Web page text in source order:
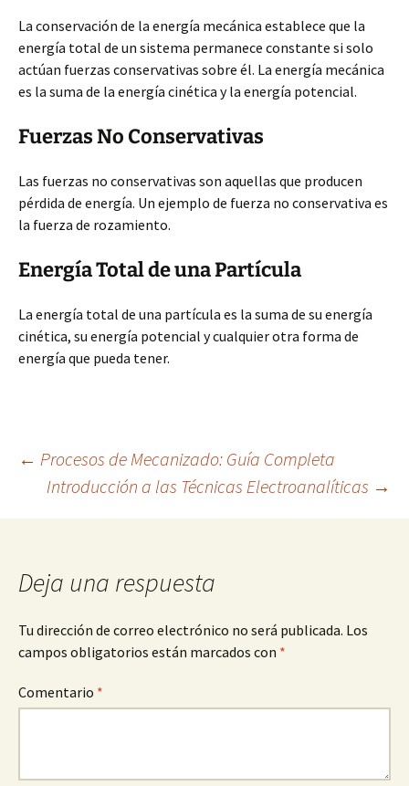
La conservación de la energía mecánica establece que la
energía total de un sistema permanece constante si solo
actúan fuerzas conservativas sobre él. La energía mecánica
es la suma de la energía cinética y la energía potencial.
Fuerzas No Conservativas
Las fuerzas no conservativas son aquellas que producen
pérdida de energía. Un ejemplo de fuerza no conservativa es
la fuerza de rozamiento.
Energía Total de una Partícula
La energía total de una partícula es la suma de su energía
cinética, su energía potencial y cualquier otra forma de
energía que pueda tener.
Navegación
de
entradas
← Procesos de Mecanizado: Guía Completa
Introducción a las Técnicas Electroanalíticas →
Deja una respuesta
Tu dirección de correo electrónico no será publicada. Los
campos obligatorios están marcados con *
Comentario *